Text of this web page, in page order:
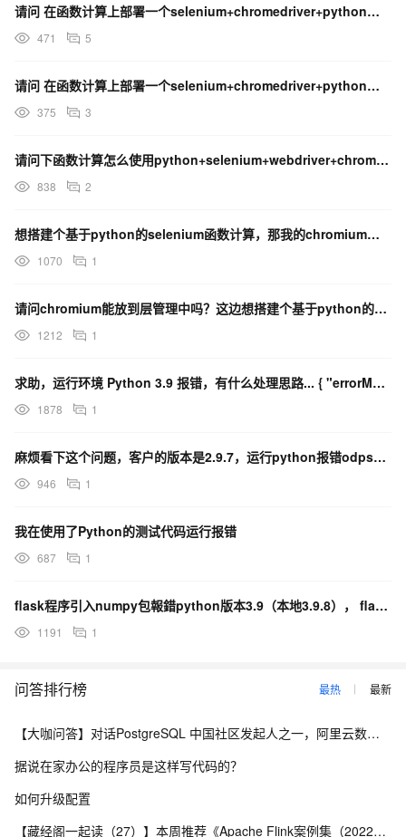
请问 在函数计算上部署一个selenium+chromedriver+python的环境 怎么部署比
471 5
请问 在函数计算上部署一个selenium+chromedriver+python的环境 怎么部署比
375 3
请问下函数计算怎么使用python+selenium+webdriver+chrome【怎么制作这个
838 2
想搭建个基于python的selenium函数计算，那我的chromium应该放到哪个目录下？引用的
1070 1
请问chromium能放到层管理中吗？这边想搭建个基于python的selenium函数计算。
1212 1
求助，运行环境 Python 3.9 报错，有什么处理思路... { "errorMessa
1878 1
麻烦看下这个问题，客户的版本是2.9.7，运行python报错odps找不到，这个版本不是自动获取实
946 1
我在使用了Python的测试代码运行报错
687 1
flask程序引入numpy包報錯python版本3.9（本地3.9.8）， flask版本2.0.
1191 1
问答排行榜 最热 最新
【大咖问答】对话PostgreSQL 中国社区发起人之一，阿里云数据库高级专家 德哥
据说在家办公的程序员是这样写代码的？
如何升级配置
【藏经阁一起读（27）】本周推荐《Apache Flink案例集（2022版）》，你有哪些心得？